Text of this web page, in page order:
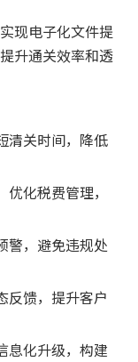
现电子化文件提
升通关效率和透
清关时间，降低
化税费管理，
警，避免违规处
反馈，提升客户
息化升级，构建